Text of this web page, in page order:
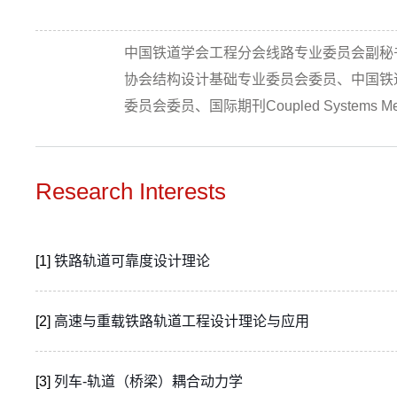
中国铁道学会工程分会线路专业委员会副
协会结构设计基础专业委员会委员、中国
委员会委员、国际期刊Coupled Systems
Research Interests
[1] 铁路轨道可靠度设计理论
[2] 高速与重载铁路轨道工程设计理论与应用
[3] 列车-轨道（桥梁）耦合动力学